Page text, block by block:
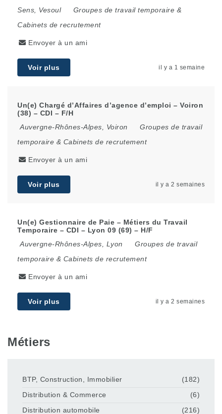
Sens, Vesoul
Groupes de travail temporaire &
Cabinets de recrutement
Envoyer à un ami
Voir plus il y a 1 semaine
Un(e) Chargé d’Affaires d’agence d’emploi – Voiron
(38) – CDI – F/H
Auvergne-Rhônes-Alpes, Voiron
Groupes de travail
temporaire & Cabinets de recrutement
Envoyer à un ami
Voir plus il y a 2 semaines
Un(e) Gestionnaire de Paie – Métiers du Travail
Temporaire – CDI – Lyon 09 (69) – H/F
Auvergne-Rhônes-Alpes, Lyon
Groupes de travail
temporaire & Cabinets de recrutement
Envoyer à un ami
Voir plus il y a 2 semaines
Métiers
BTP, Construction, Immobilier
(182)
Distribution & Commerce
(6)
Distribution automobile
(216)